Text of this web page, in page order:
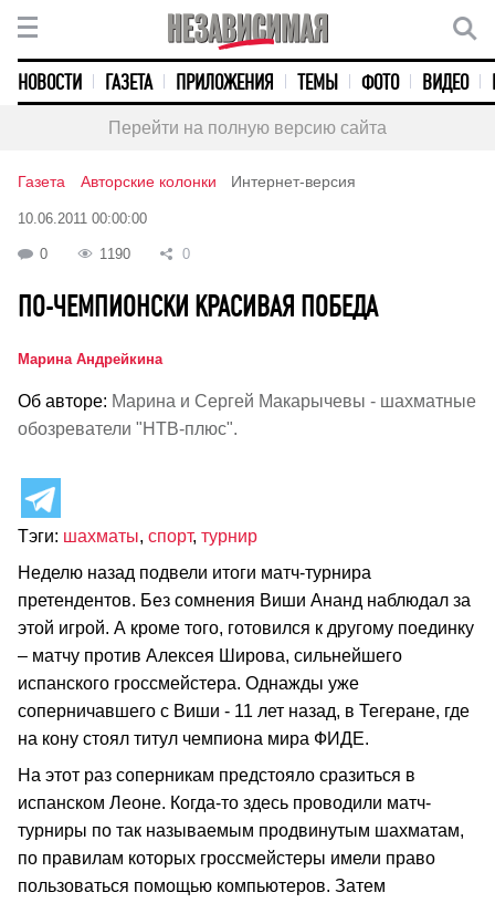
НОВОСТИ ГАЗЕТА ПРИЛОЖЕНИЯ ТЕМЫ ФОТО ВИДЕО
Перейти на полную версию сайта
Газета Авторские колонки Интернет-версия
10.06.2011 00:00:00
0 1190 0
ПО-ЧЕМПИОНСКИ КРАСИВАЯ ПОБЕДА
Марина Андрейкина
Об авторе: Марина и Сергей Макарычевы - шахматные
обозреватели "НТВ-плюс".
Тэги: шахматы, спорт, турнир
Неделю назад подвели итоги матч-турнира
претендентов. Без сомнения Виши Ананд наблюдал за
этой игрой. А кроме того, готовился к другому поединку
– матчу против Алексея Широва, сильнейшего
испанского гроссмейстера. Однажды уже
соперничавшего с Виши - 11 лет назад, в Тегеране, где
на кону стоял титул чемпиона мира ФИДЕ.
На этот раз соперникам предстояло сразиться в
испанском Леоне. Когда-то здесь проводили матч-
турниры по так называемым продвинутым шахматам,
по правилам которых гроссмейстеры имели право
пользоваться помощью компьютеров. Затем